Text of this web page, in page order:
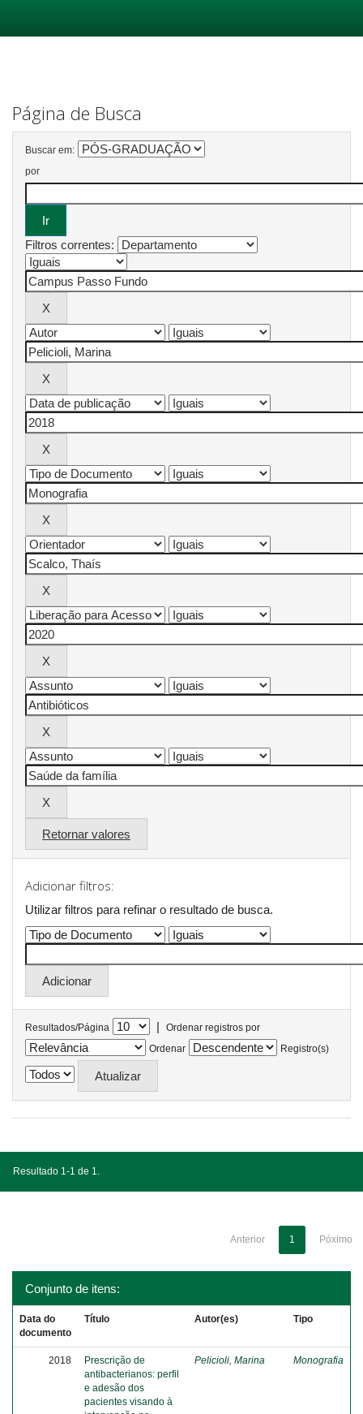
Página de Busca
Buscar em:
por
Filtros correntes:
Retornar valores
Adicionar filtros:
Utilizar filtros para refinar o resultado de busca.
Resultados/Página |
Ordenar registros por
Ordenar
Registro(s)
Resultado 1-1 de 1.
Anterior 1 Póximo
Conjunto de itens:
Data do
documento
Título Autor(es) Tipo
2018
Prescrição de
antibacterianos: perfil
e adesão dos
pacientes visando à
Pelicioli, Marina Monografia